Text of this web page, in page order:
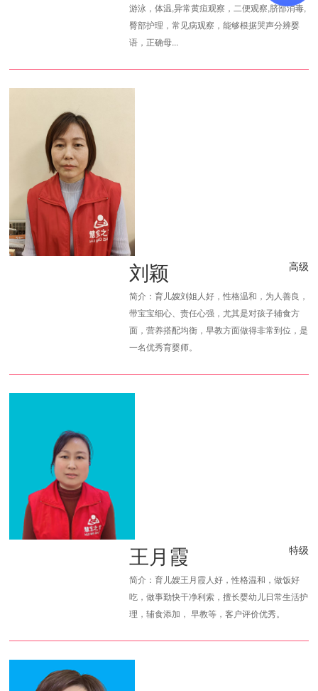
游泳，体温,异常黄疸观察，二便观察,脐部消毒,
臀部护理，常见病观察，能够根据哭声分辨婴
语，正确母...
刘颖 高级
简介：育儿嫂刘姐人好，性格温和，为人善良，
带宝宝细心、责任心强，尤其是对孩子辅食方
面，营养搭配均衡，早教方面做得非常到位，是
一名优秀育婴师。
王月霞 特级
简介：育儿嫂王月霞人好，性格温和，做饭好
吃，做事勤快干净利索，擅长婴幼儿日常生活护
理，辅食添加， 早教等，客户评价优秀。